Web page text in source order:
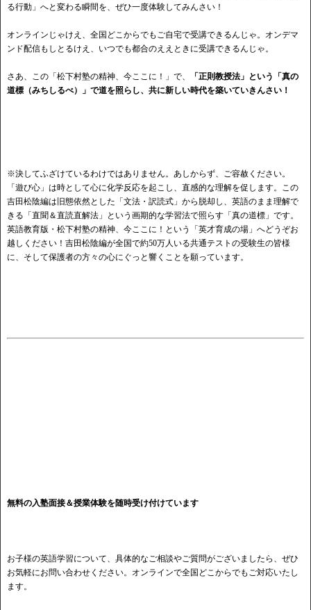
る行動」へと変わる瞬間を、ぜひ一度体験してみんさい！
オンラインじゃけえ、全国どこからでもご自宅で受講できるんじゃ。オンデマ
ンド配信もしとるけえ、いつでも都合のええときに受講できるんじゃ。
さあ、この「松下村塾の精神、今ここに！」で、
「正則教授法」という「真の
道標（みちしるべ）」で道を照らし、共に新しい時代を築いていきんさい！
※決してふざけているわけではありません。あしからず、ご容赦ください。
「遊び心」は時として心に化学反応を起こし、直感的な理解を促します。この
吉田松陰編は旧態依然とした「文法・訳読式」から脱却し、英語のまま理解で
きる「直聞＆直読直解法」という画期的な学習法で照らす「真の道標」です。
英語教育版・松下村塾の精神、今ここに！という「英才育成の場」へどうぞお
越しください！吉田松陰編が全国で約50万人いる共通テストの受験生の皆様
に、そして保護者の方々の心にぐっと響くことを願っています。
無料の入塾面接＆授業体験を随時受け付けています
お子様の英語学習について、具体的なご相談やご質問がございましたら、ぜひ
お気軽にお問い合わせください。オンラインで全国どこからでもご対応いたし
ます。